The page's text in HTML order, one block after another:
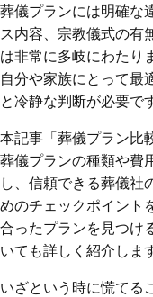
葬儀プランには明確な
ス内容、宗教儀式の有
は非常に多岐にわたり
自分や家族にとって最
と冷静な判断が必要で
本記事「葬儀プラン比
葬儀プランの種類や費
し、信頼できる葬儀社
めのチェックポイント
合ったプランを見つけ
いても詳しく紹介しま
いざという時に慌てる